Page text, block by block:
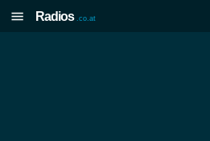
Radios .co.at